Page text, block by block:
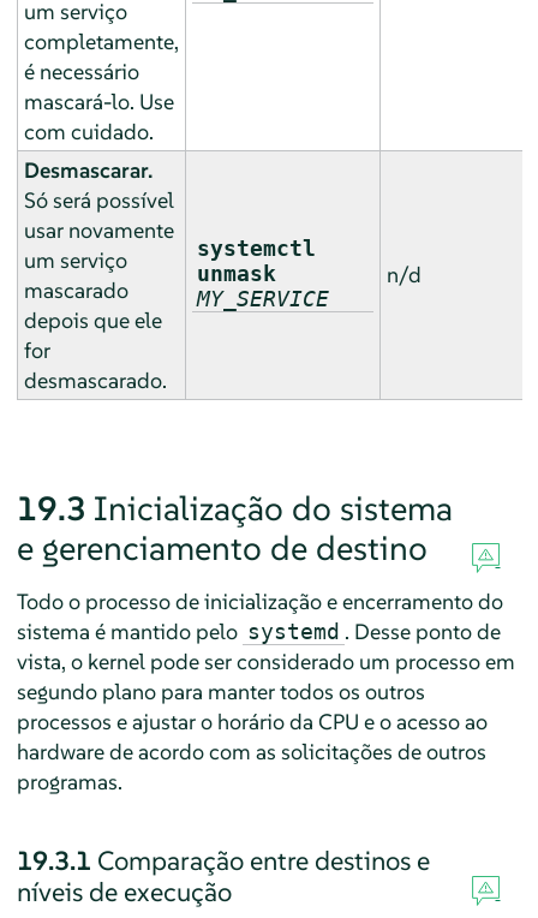
um serviço
completamente,
é necessário
mascará-lo. Use
com cuidado.
Desmascarar.
Só será possível
usar novamente
um serviço
mascarado
depois que ele
for
desmascarado.
systemctl
unmask
MY_SERVICE
n/d
19.3 Inicialização do sistema
e gerenciamento de destino
Todo o processo de inicialização e encerramento do
sistema é mantido pelo systemd . Desse ponto de
vista, o kernel pode ser considerado um processo em
segundo plano para manter todos os outros
processos e ajustar o horário da CPU e o acesso ao
hardware de acordo com as solicitações de outros
programas.
19.3.1 Comparação entre destinos e
níveis de execução